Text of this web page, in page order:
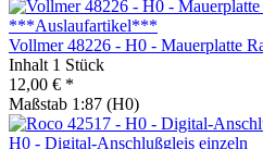
Vollmer 48226 - H0 - Mauerplatte
Inhalt 1 Stück
12,00 € *
Maßstab 1:87 (H0)
H0 - Digital-Anschlußgleis einzeln